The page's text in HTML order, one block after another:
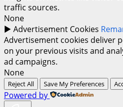
traffic sources.
None
► Advertisement Cookies
Advertisement cookies deliver
on your previous visits and
ad campaigns.
None
Reject All Save My Preferences
Powered by